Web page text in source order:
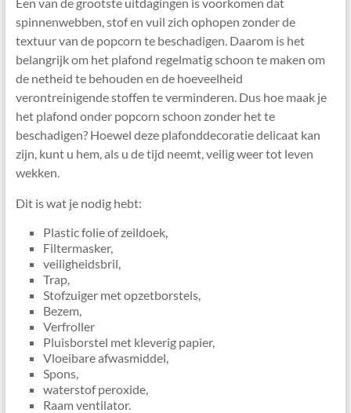
spinnenwebben, stof en vuil zich ophopen zonder de
textuur van de popcorn te beschadigen. Daarom is het
belangrijk om het plafond regelmatig schoon te maken om
de netheid te behouden en de hoeveelheid
verontreinigende stoffen te verminderen. Dus hoe maak je
het plafond onder popcorn schoon zonder het te
beschadigen? Hoewel deze plafonddecoratie delicaat kan
zijn, kunt u hem, als u de tijd neemt, veilig weer tot leven
wekken.
Dit is wat je nodig hebt:
Plastic folie of zeildoek,
Filtermasker,
veiligheidsbril,
Trap,
Stofzuiger met opzetborstels,
Bezem,
Verfroller
Pluisborstel met kleverig papier,
Vloeibare afwasmiddel,
Spons,
waterstof peroxide,
Raam ventilator.